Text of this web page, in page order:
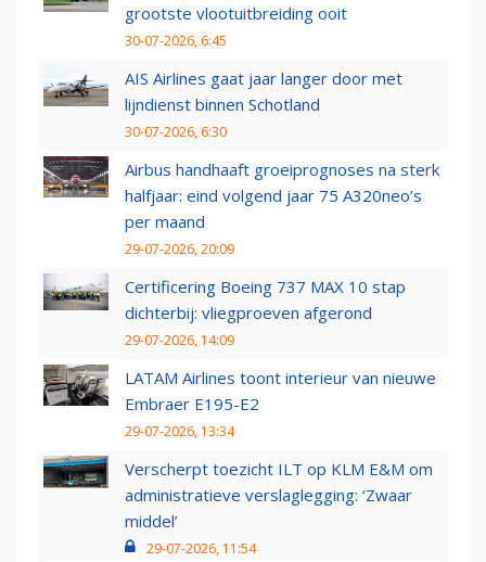
grootste vlootuitbreiding ooit
30-07-2026, 6:45
AIS Airlines gaat jaar langer door met
lijndienst binnen Schotland
30-07-2026, 6:30
Airbus handhaaft groeiprognoses na sterk
halfjaar: eind volgend jaar 75 A320neo’s
per maand
29-07-2026, 20:09
Certificering Boeing 737 MAX 10 stap
dichterbij: vliegproeven afgerond
29-07-2026, 14:09
LATAM Airlines toont interieur van nieuwe
Embraer E195-E2
29-07-2026, 13:34
Verscherpt toezicht ILT op KLM E&M om
administratieve verslaglegging: ‘Zwaar
middel’
29-07-2026, 11:54